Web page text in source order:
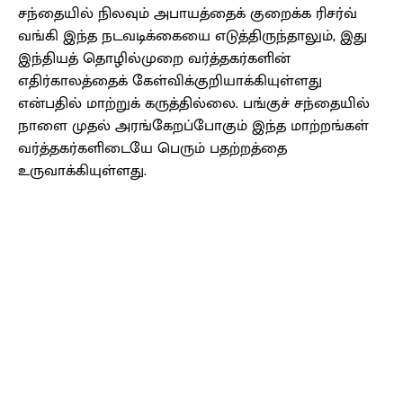
சந்தையில் நிலவும் அபாயத்தைக் குறைக்க ரிசர்வ்
வங்கி இந்த நடவடிக்கையை எடுத்திருந்தாலும், இது
இந்தியத் தொழில்முறை வர்த்தகர்களின்
எதிர்காலத்தைக் கேள்விக்குறியாக்கியுள்ளது
என்பதில் மாற்றுக் கருத்தில்லை. பங்குச் சந்தையில்
நாளை முதல் அரங்கேறப்போகும் இந்த மாற்றங்கள்
வர்த்தகர்களிடையே பெரும் பதற்றத்தை
உருவாக்கியுள்ளது.